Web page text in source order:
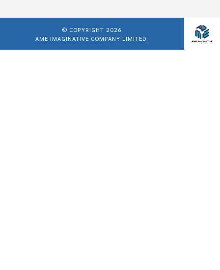
© COPYRIGHT 2026
AME IMAGINATIVE COMPANY LIMITED.